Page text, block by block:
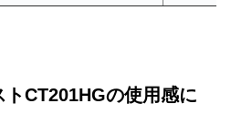
トCT201HGの使用感に